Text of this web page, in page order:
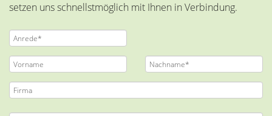
setzen uns schnellstmöglich mit Ihnen in Verbindung.